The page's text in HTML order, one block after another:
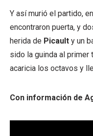
Y así murió el partido,
encontraron puerta, y
herida de Picault y un
sido la guinda al primer
acaricia los octavos y
Con información de